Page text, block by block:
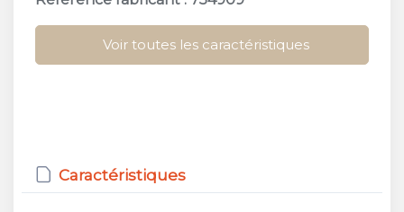
Voir toutes les caractéristiques
Caractéristiques